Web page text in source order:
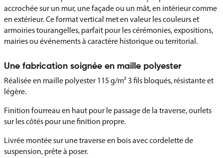
accrochée sur un mur, une façade ou un mât, en intérieur comme
en extérieur. Ce format vertical met en valeur les couleurs et
armoiries tourangelles, parfait pour les cérémonies, expositions,
mairies ou événements à caractère historique ou territorial.
Une fabrication soignée en maille polyester
Réalisée en maille polyester 115 g/m² 3 fils bloqués, résistante et
légère.
Finition fourreau en haut pour le passage de la traverse, ourlets
sur les côtés pour une finition propre.
Livrée montée sur une traverse en bois avec cordelette de
suspension, prête à poser.